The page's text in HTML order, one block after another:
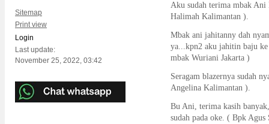
Sitemap
Print view
Login
Last update:
November 25, 2022, 03:42
Aku sudah terima mbak Ani
Halimah Kalimantan ).
Mbak ani jahitanny dah
ya...kpn2 aku jahitin baju
mbak Wuriani Jakarta )
Seragam blazernya sudah
Angelina Kalimantan ).
Bu Ani, terima kasih
sudah pada oke. ( Bpk Agus